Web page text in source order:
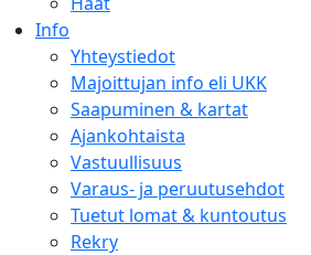
Info
Yhteystiedot
Majoittujan info eli UKK
Saapuminen & kartat
Ajankohtaista
Vastuullisuus
Varaus- ja peruutusehdot
Tuetut lomat & kuntoutus
Rekry